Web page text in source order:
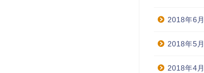
2018年6月
2018年5月
2018年4月